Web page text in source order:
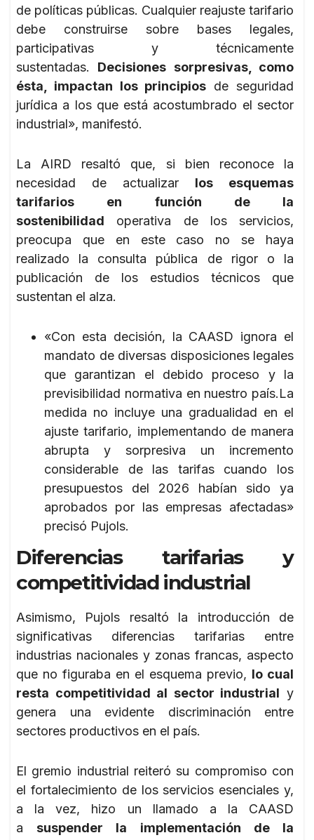
de políticas públicas. Cualquier reajuste tarifario
debe construirse sobre bases legales,
participativas y técnicamente
sustentadas. Decisiones sorpresivas, como
ésta, impactan los principios de seguridad
jurídica a los que está acostumbrado el sector
industrial», manifestó.
La AIRD resaltó que, si bien reconoce la
necesidad de actualizar los esquemas
tarifarios en función de la
sostenibilidad operativa de los servicios,
preocupa que en este caso no se haya
realizado la consulta pública de rigor o la
publicación de los estudios técnicos que
sustentan el alza.
«Con esta decisión, la CAASD ignora el
mandato de diversas disposiciones legales
que garantizan el debido proceso y la
previsibilidad normativa en nuestro país.La
medida no incluye una gradualidad en el
ajuste tarifario, implementando de manera
abrupta y sorpresiva un incremento
considerable de las tarifas cuando los
presupuestos del 2026 habían sido ya
aprobados por las empresas afectadas»
precisó Pujols.
Diferencias tarifarias y
competitividad industrial
Asimismo, Pujols resaltó la introducción de
significativas diferencias tarifarias entre
industrias nacionales y zonas francas, aspecto
que no figuraba en el esquema previo, lo cual
resta competitividad al sector industrial y
genera una evidente discriminación entre
sectores productivos en el país.
El gremio industrial reiteró su compromiso con
el fortalecimiento de los servicios esenciales y,
a la vez, hizo un llamado a la CAASD
a suspender la implementación de la